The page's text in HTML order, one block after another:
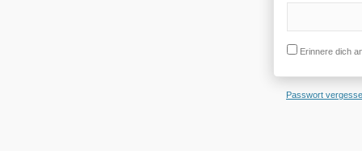
Erinnere dich
Passwort